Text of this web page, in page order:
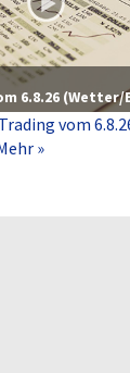
6.8.26
vom
»